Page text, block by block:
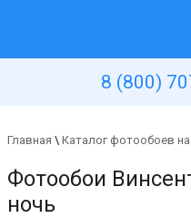
8 (800)
Главная \ Каталог фотообоев на
Фотообои
ночь